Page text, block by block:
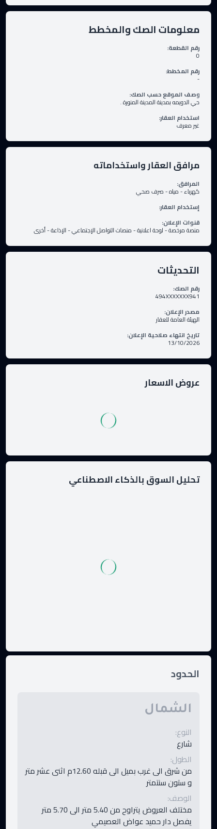
معلومات الصك والمخطط
رقم القطعة:
0
رقم المخطط:
-
وصف الموقع حسب الصك:
حي الدويمه بمدينة المدينة المنورة .
استخدام العقار:
غير معرف
مرافق العقار واستخداماته
المرافق:
كهرباء-مياه-صرف صحي
إستخدام العقار:
قنوات الإعلان:
منصة مرخصة-لوحة اعلانية-منصات التواصل الإجتماعي-الإذاعة-أخرى
التحديثات
رقم الصك:
494XXXXXXX941
مصدر الإعلان:
الهيئة العامة للعقار
تاريخ انتهاء صلاحية الإعلان:
13/10/2026
عروض الاسعار
تحليل السوق بالذكاء الاصطناعي
الحدود
الشمال
النوع:
شارع
الطول:
من شرق الى غرب بميل الى قبله 12.60م اثنى عشر متر
و ستون سنتمتر
الوصف:
مختلف العروض يتراوح من 5.40 متر الى 5.70 متر
يفصل دار حميد عواض العصيمي